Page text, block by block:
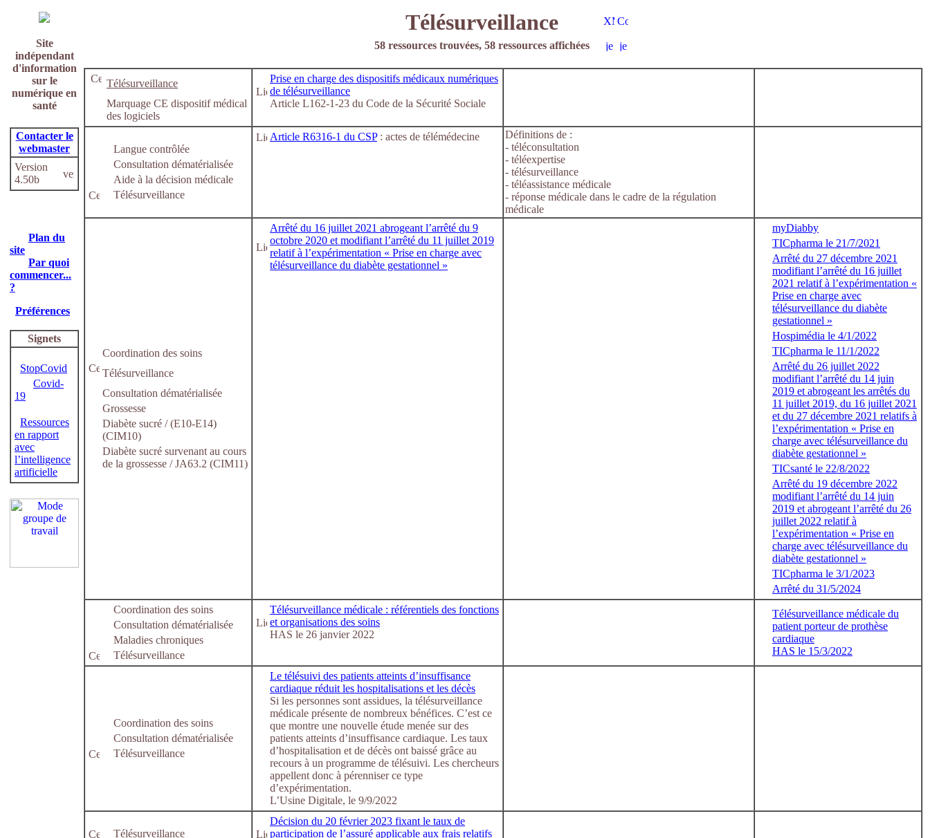
Site
indépendant
d'information
sur le
numérique en
santé
Contacter le
webmaster
Version
4.50b
Plan du
site
Par quoi
commencer...
?
Préférences
Signets
StopCovid
Covid-
19
Ressources
en rapport
avec
l’intelligence
artificielle
Télésurveillance
58 ressources trouvées, 58 ressources affichées
Télésurveillance
Marquage CE dispositif médical
des logiciels
Prise en charge des dispositifs médicaux numériques
de télésurveillance
Article L162-1-23 du Code de la Sécurité Sociale
Langue contrôlée
Consultation dématérialisée
Aide à la décision médicale
Télésurveillance
Article R6316-1 du CSP: actes de télémédecine
Définitions de :
- téléconsultation
- téléexpertise
- télésurveillance
- téléassistance médicale
- réponse médicale dans le cadre de la régulation
médicale
Coordination des soins
Télésurveillance
Consultation dématérialisée
Grossesse
Diabète sucré / (E10-E14)
(CIM10)
Diabète sucré survenant au cours
de la grossesse / JA63.2 (CIM11)
Arrêté du 16 juillet 2021 abrogeant l’arrêté du 9
octobre 2020 et modifiant l’arrêté du 11 juillet 2019
relatif à l’expérimentation « Prise en charge avec
télésurveillance du diabète gestationnel »
myDiabby
TICpharma le 21/7/2021
Arrêté du 27 décembre 2021
modifiant l’arrêté du 16 juillet
2021 relatif à l’expérimentation «
Prise en charge avec
télésurveillance du diabète
gestationnel »
Hospimédia le 4/1/2022
TICpharma le 11/1/2022
Arrêté du 26 juillet 2022
modifiant l’arrêté du 14 juin
2019 et abrogeant les arrêtés du
11 juillet 2019, du 16 juillet 2021
et du 27 décembre 2021 relatifs à
l’expérimentation « Prise en
charge avec télésurveillance du
diabète gestationnel »
TICsanté le 22/8/2022
Arrêté du 19 décembre 2022
modifiant l’arrêté du 14 juin
2019 et abrogeant l’arrêté du 26
juillet 2022 relatif à
l’expérimentation « Prise en
charge avec télésurveillance du
diabète gestationnel »
TICpharma le 3/1/2023
Arrêté du 31/5/2024
Coordination des soins
Consultation dématérialisée
Maladies chroniques
Télésurveillance
Télésurveillance médicale : référentiels des fonctions
et organisations des soins
HAS le 26 janvier 2022
Télésurveillance médicale du
patient porteur de prothèse
cardiaque
HAS le 15/3/2022
Coordination des soins
Consultation dématérialisée
Télésurveillance
Le télésuivi des patients atteints d’insuffisance
cardiaque réduit les hospitalisations et les décès
Si les personnes sont assidues, la télésurveillance
médicale présente de nombreux bénéfices. C’est ce
que montre une nouvelle étude menée sur des
patients atteints d’insuffisance cardiaque. Les taux
d’hospitalisation et de décès ont baissé grâce au
recours à un programme de télésuivi. Les chercheurs
appellent donc à pérenniser ce type
d’expérimentation.
L’Usine Digitale, le 9/9/2022
Télésurveillance
Décision du 20 février 2023 fixant le taux de
participation de l’assuré applicable aux frais relatifs